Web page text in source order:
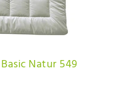
Natur 549